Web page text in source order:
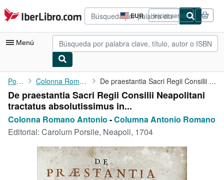
Pasar al contenido principal
IberLibro.com EUR
Preferencias
de
compra
del
Iniciar sesión
Menú
Mi cuenta
Consultar mis pedidos
Búsqueda avanzada
Colecciones
Libros antiguos
Arte y coleccionismo
Portada Colonna Romano Antonio De praestantia Sacri Regii Consilii Neapolitani tractatus ...
De praestantia Sacri Regii Consilii Neapolitani
tractatus absolutissimus in...
Colonna Romano Antonio -Columna Antonio Romano
Editorial: Carolum Porsile, Neapoli, 1704